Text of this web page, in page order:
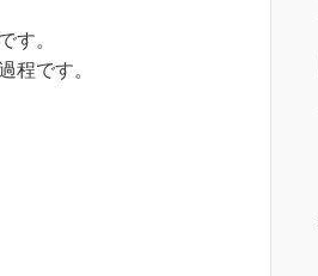
す。
程です。